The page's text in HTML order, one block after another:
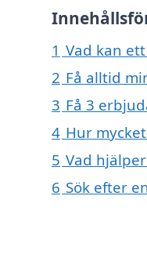
1 Vad kan
2 Få alltid
3 Få 3
4 Hur
5 Vad
6 Sök efter